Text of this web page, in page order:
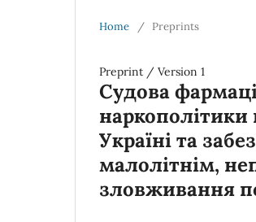
Home / Preprints
Preprint / Version 1
Судова
наркополітики
Україні та
малолітнім,
зловживання